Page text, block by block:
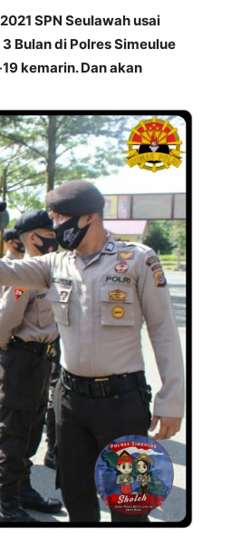
SPN Seulawah usai
Bulan di Polres Simeulue
kemarin. Dan akan